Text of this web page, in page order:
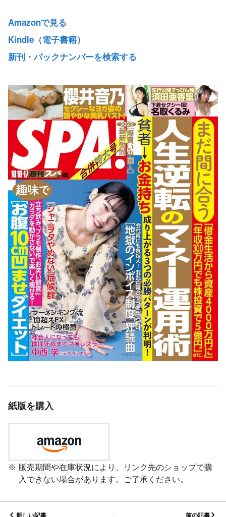
Amazonで見る
Kindle（電子書籍）
新刊・バックナンバーを検索する
紙版を購入
販売期間や在庫状況により、リンク先のショップで購
入できない場合があります。ご了承ください。
新しい記事 前の記事